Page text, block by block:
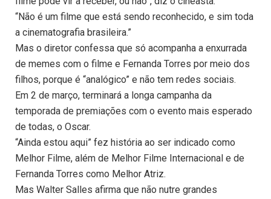
“Não é um filme que está sendo reconhecido, e sim toda
a cinematografia brasileira.”
Mas o diretor confessa que só acompanha a enxurrada
de memes com o filme e Fernanda Torres por meio dos
filhos, porque é “analógico” e não tem redes sociais.
Em 2 de março, terminará a longa campanha da
temporada de premiações com o evento mais esperado
de todas, o Oscar.
“Ainda estou aqui” fez história ao ser indicado como
Melhor Filme, além de Melhor Filme Internacional e de
Fernanda Torres como Melhor Atriz.
Mas Walter Salles afirma que não nutre grandes